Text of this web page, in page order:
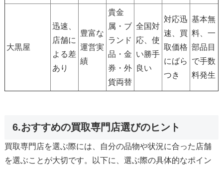
大黒屋
迅速、
店舗に
よる差
あり
豊富な
運営実
績
貴金
属・ブ
ランド
品・金
券・外
貨両替
全国対
応、使
い勝手
良い
対応迅
速、買
取価格
にばら
つき
基本無
料、一
部品目
で手数
料発生
6.おすすめの買取専門店選びのヒント
買取専門店を選ぶ際には、自分の品物や状況に合った店舗
を選ぶことが大切です。以下に、選ぶ際の具体的なポイン